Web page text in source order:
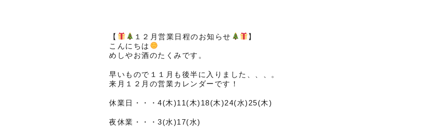
【 １２月営業日程のお知らせ
】
こんにちは
めしやお酒のたくみです。
早いもので１１月も後半に入りました、、、。
来月１２月の営業カレンダーです！
休業日・・・4(木)11(木)18(木)24(水)25(木)
夜休業・・・3(水)17(水)